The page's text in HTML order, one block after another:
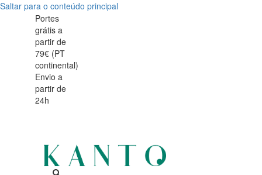
Saltar para o conteúdo principal
Portes
grátis a
partir de
79€ (PT
continental)
Envio a
partir de
24h